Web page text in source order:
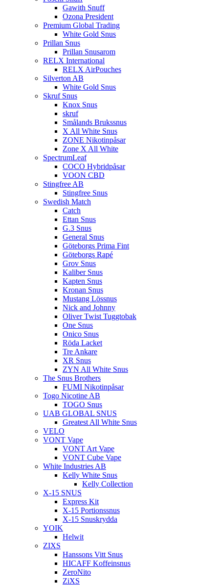
Gawith Snuff
Ozona President
Premium Global Trading
White Gold Snus
Prillan Snus
Prillan Snusarom
RELX International
RELX AirPouches
Silverton AB
White Gold Snus
Skruf Snus
Knox Snus
skruf
Smålands Brukssnus
X All White Snus
ZONE Nikotinpåsar
Zone X All White
SpectrumLeaf
COCO Hybridpåsar
VOON CBD
Stingfree AB
Stingfree Snus
Swedish Match
Catch
Ettan Snus
G.3 Snus
General Snus
Göteborgs Prima Fint
Göteborgs Rapé
Grov Snus
Kaliber Snus
Kapten Snus
Kronan Snus
Mustang Lössnus
Nick and Johnny
Oliver Twist Tuggtobak
One Snus
Onico Snus
Röda Lacket
Tre Ankare
XR Snus
ZYN All White Snus
The Snus Brothers
FUMI Nikotinpåsar
Togo Nicotine AB
TOGO Snus
UAB GLOBAL SNUS
Greatest All White Snus
VELO
VONT Vape
VONT Art Vape
VONT Cube Vape
White Industries AB
Kelly White Snus
Kelly Collection
X-15 SNUS
Express Kit
X-15 Portionssnus
X-15 Snuskrydda
YOIK
Helwit
ZIXS
Hanssons Vitt Snus
HICAFF Koffeinsnus
ZeroNito
ZiXS